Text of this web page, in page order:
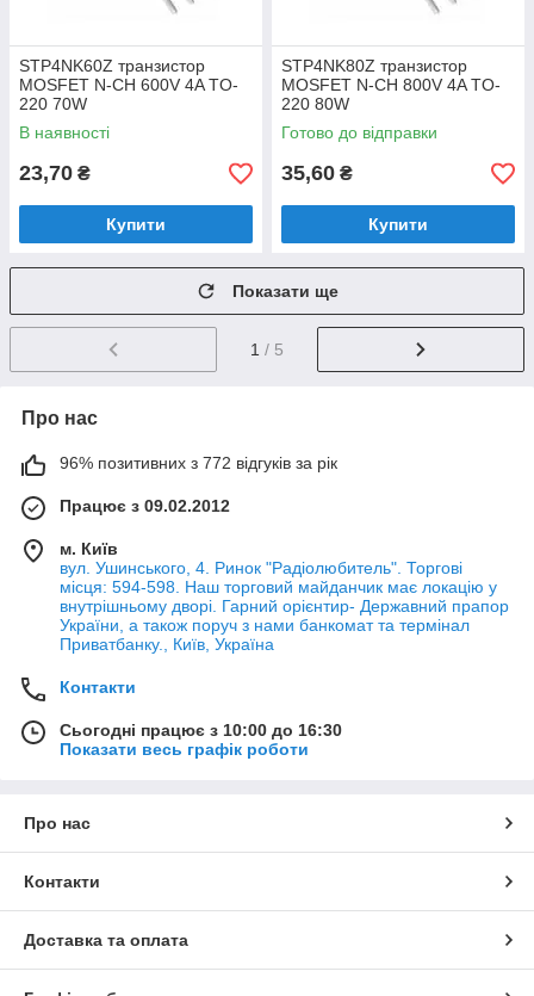
STP4NK60Z транзистор
MOSFET N-CH 600V 4A TO-
220 70W
В наявності
23,70 ₴
Купити
STP4NK80Z транзистор
MOSFET N-CH 800V 4A TO-
220 80W
Готово до відправки
35,60 ₴
Купити
Показати ще
1 / 5
Про нас
96% позитивних з 772 відгуків за рік
Працює з 09.02.2012
м. Київ
вул. Ушинського, 4. Ринок "Радіолюбитель". Торгові
місця: 594-598. Наш торговий майданчик має локацію у
внутрішньому дворі. Гарний орієнтир- Державний прапор
України, а також поруч з нами банкомат та термінал
Приватбанку., Київ, Україна
Контакти
Сьогодні працює з 10:00 до 16:30
Показати весь графік роботи
Про нас
Контакти
Доставка та оплата